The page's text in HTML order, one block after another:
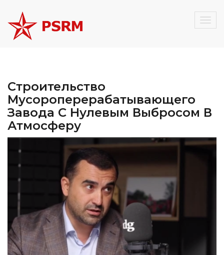
Строительство
Мусороперерабатывающего
Завода С Нулевым Выбросом В
Атмосферу